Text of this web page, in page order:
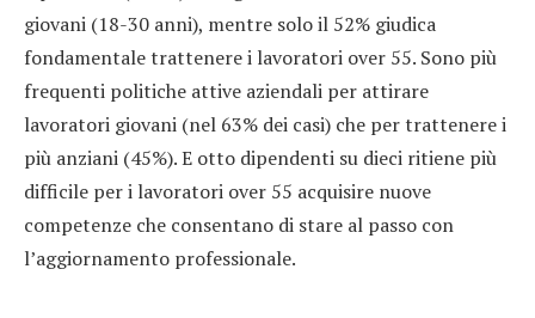
giovani (18-30 anni), mentre solo il 52% giudica
fondamentale trattenere i lavoratori over 55. Sono più
frequenti politiche attive aziendali per attirare
lavoratori giovani (nel 63% dei casi) che per trattenere i
più anziani (45%). E otto dipendenti su dieci ritiene più
difficile per i lavoratori over 55 acquisire nuove
competenze che consentano di stare al passo con
l’aggiornamento professionale.